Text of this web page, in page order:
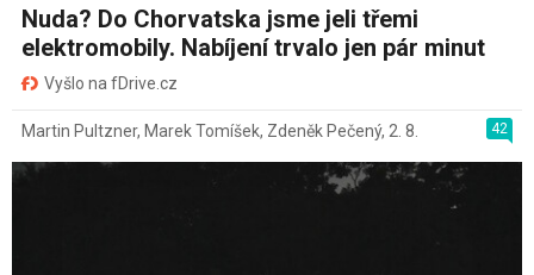
Nuda? Do Chorvatska jsme jeli třemi
elektromobily. Nabíjení trvalo jen pár minut
Vyšlo na fDrive.cz
42
Martin Pultzner, Marek Tomíšek, Zdeněk Pečený, 2. 8.